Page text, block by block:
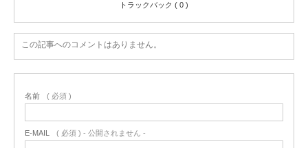
トラックバック ( 0 )
この記事へのコメントはありません。
名前 ( 必須 )
E-MAIL ( 必須 ) - 公開されません -